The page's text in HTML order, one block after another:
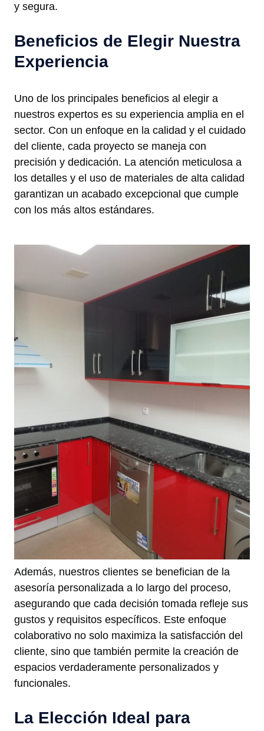
y segura.
Beneficios de Elegir Nuestra
Experiencia
Uno de los principales beneficios al elegir a
nuestros expertos es su experiencia amplia en el
sector. Con un enfoque en la calidad y el cuidado
del cliente, cada proyecto se maneja con
precisión y dedicación. La atención meticulosa a
los detalles y el uso de materiales de alta calidad
garantizan un acabado excepcional que cumple
con los más altos estándares.
Además, nuestros clientes se benefician de la
asesoría personalizada a lo largo del proceso,
asegurando que cada decisión tomada refleje sus
gustos y requisitos específicos. Este enfoque
colaborativo no solo maximiza la satisfacción del
cliente, sino que también permite la creación de
espacios verdaderamente personalizados y
funcionales.
La Elección Ideal para